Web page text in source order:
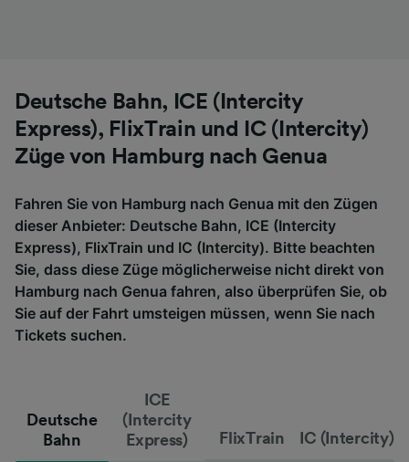
Deutsche Bahn, ICE (Intercity
Express), FlixTrain und IC (Intercity)
Züge von Hamburg nach Genua
Fahren Sie von Hamburg nach Genua mit den Zügen
dieser Anbieter: Deutsche Bahn, ICE (Intercity
Express), FlixTrain und IC (Intercity). Bitte beachten
Sie, dass diese Züge möglicherweise nicht direkt von
Hamburg nach Genua fahren, also überprüfen Sie, ob
Sie auf der Fahrt umsteigen müssen, wenn Sie nach
Tickets suchen.
Deutsche
Bahn
ICE
(Intercity
Express)
FlixTrain IC (Intercity)